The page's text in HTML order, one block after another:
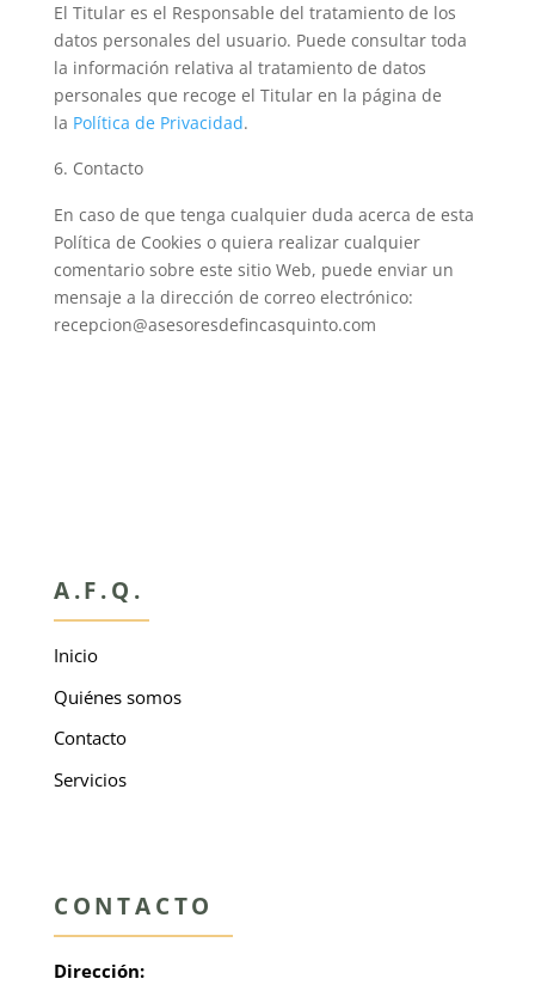
El Titular es el Responsable del tratamiento de los
datos personales del usuario. Puede consultar toda
la información relativa al tratamiento de datos
personales que recoge el Titular en la página de
la Política de Privacidad.
Contacto
En caso de que tenga cualquier duda acerca de esta
Política de Cookies o quiera realizar cualquier
comentario sobre este sitio Web, puede enviar un
mensaje a la dirección de correo electrónico:
recepcion@asesoresdefincasquinto.com
A.F.Q.
Inicio
Quiénes somos
Contacto
Servicios
CONTACTO
Dirección: